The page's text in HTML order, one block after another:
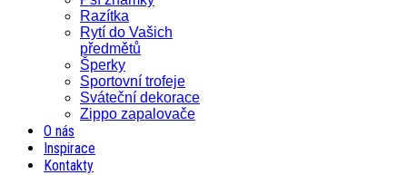
Razítka
Rytí do Vašich
předmětů
Šperky
Sportovní trofeje
Sváteční dekorace
Zippo zapalovače
O nás
Inspirace
Kontakty